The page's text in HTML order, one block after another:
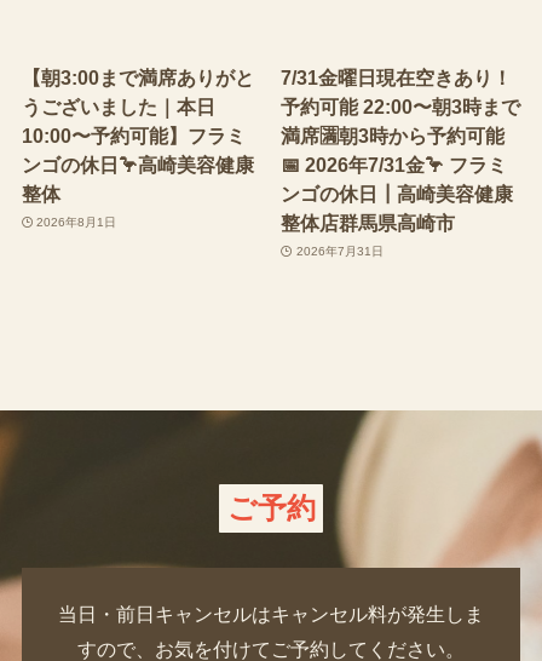
【朝3:00まで満席ありがと
うございました｜本日
10:00〜予約可能】フラミ
ンゴの休日🦩高崎美容健康
整体
2026年8月1日
7/31金曜日現在空きあり！
予約可能 22:00〜朝3時まで
満席🈵朝3時から予約可能
📅 2026年7/31金🦩 フラミ
ンゴの休日┃高崎美容健康
整体店群馬県高崎市
2026年7月31日
ご予約
当日・前日キャンセルはキャンセル料が発生しま
すので、お気を付けてご予約してください。